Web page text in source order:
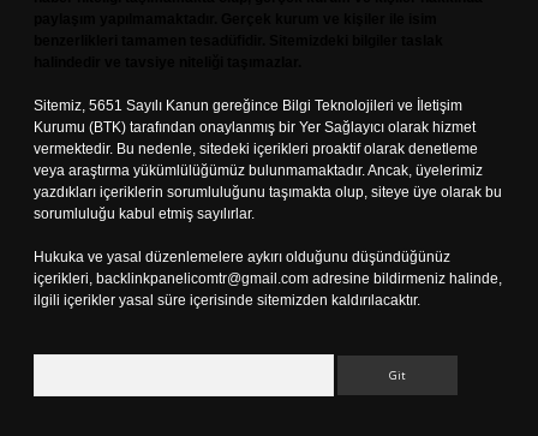
Sitemiz, 5651 Sayılı Kanun gereğince Bilgi Teknolojileri ve İletişim
Kurumu (BTK) tarafından onaylanmış bir Yer Sağlayıcı olarak hizmet
vermektedir. Bu nedenle, sitedeki içerikleri proaktif olarak denetleme
veya araştırma yükümlülüğümüz bulunmamaktadır. Ancak, üyelerimiz
yazdıkları içeriklerin sorumluluğunu taşımakta olup, siteye üye olarak bu
sorumluluğu kabul etmiş sayılırlar.
Hukuka ve yasal düzenlemelere aykırı olduğunu düşündüğünüz
içerikleri, backlinkpanelicomtr@gmail.com adresine bildirmeniz halinde,
ilgili içerikler yasal süre içerisinde sitemizden kaldırılacaktır.